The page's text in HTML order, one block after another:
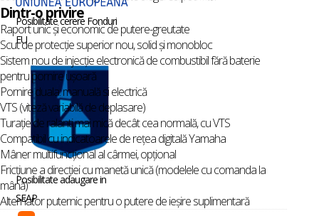
Posibilitate cerere Fonduri
EU
Posibilitate adaugare in
SEAP
Dintr-o privire
Raport unic și economic de putere-greutate
Scut de protecţie superior nou, solid şi monobloc
Sistem nou de injecţie electronică de combustibil fără baterie
pentru pornire uşoară
Pornire duala: manuală si electrică
VTS (viteză variabilă de deplasare)
Turație de ralanti mai mică decât cea normală, cu VTS
Compatibil cu indicatoarele de reţea digitală Yamaha
Mâner multifuncţional al cârmei, opţional
Fricțiune a direcției cu manetă unică (modelele cu comanda la
mână)
Alternator puternic pentru o putere de ieşire suplimentară